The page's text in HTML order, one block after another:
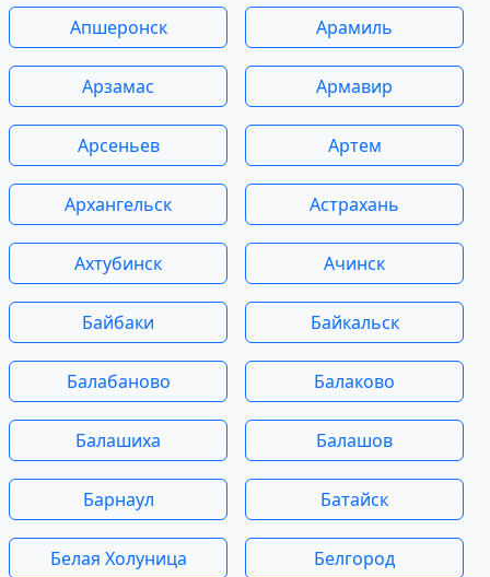
Апшеронск Арамиль
Арзамас Армавир
Арсеньев Артем
Архангельск Астрахань
Ахтубинск Ачинск
Байбаки Байкальск
Балабаново Балаково
Балашиха Балашов
Барнаул Батайск
Белая Холуница Белгород